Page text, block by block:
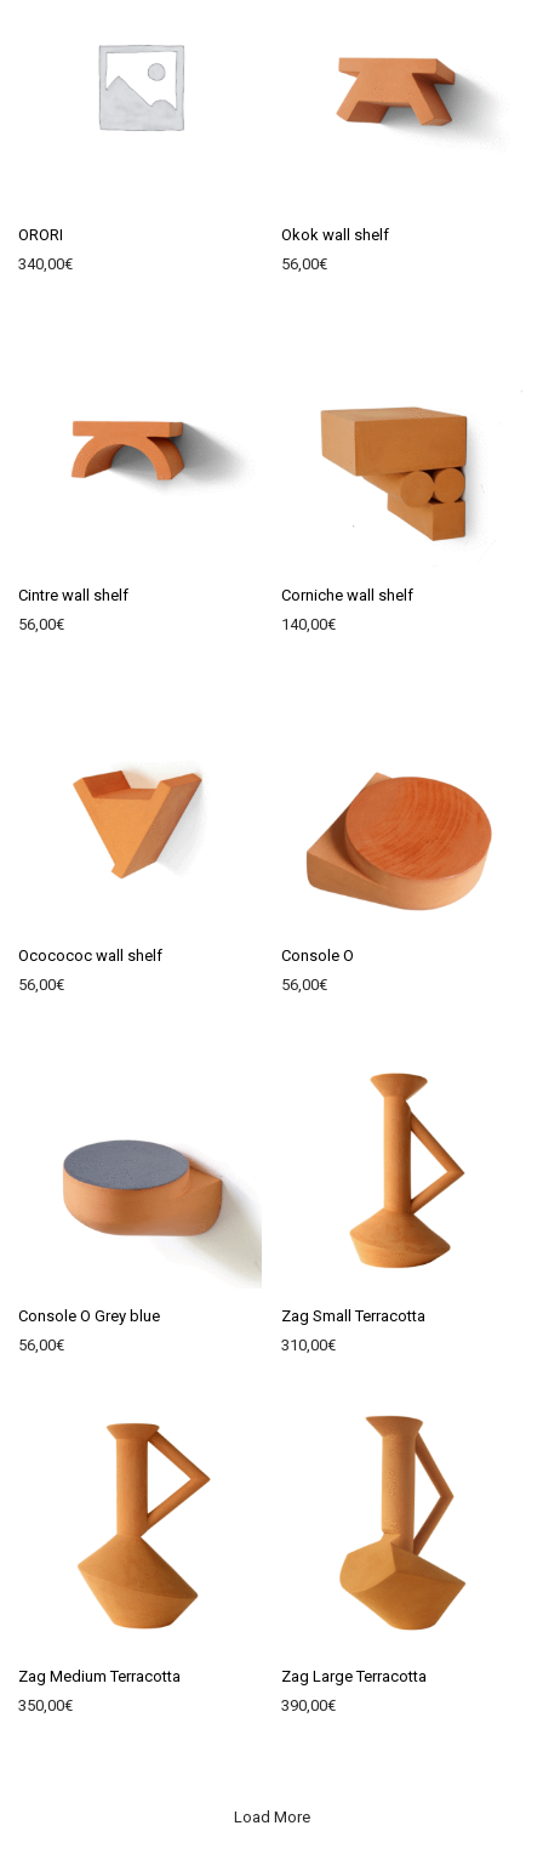
ORORI
340,00€
Okok wall shelf
56,00€
Cintre wall shelf
56,00€
Corniche wall shelf
140,00€
Ococococ wall shelf
56,00€
Console O
56,00€
Console O Grey blue
56,00€
Zag Small Terracotta
310,00€
Zag Medium Terracotta
350,00€
Zag Large Terracotta
390,00€
Load More